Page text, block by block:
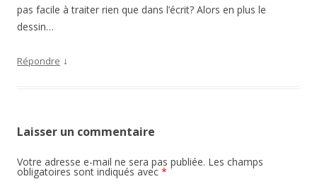
pas facile à traiter rien que dans l’écrit? Alors en plus le
dessin…
Répondre ↓
Laisser un commentaire
Votre adresse e-mail ne sera pas publiée. Les champs
obligatoires sont indiqués avec *